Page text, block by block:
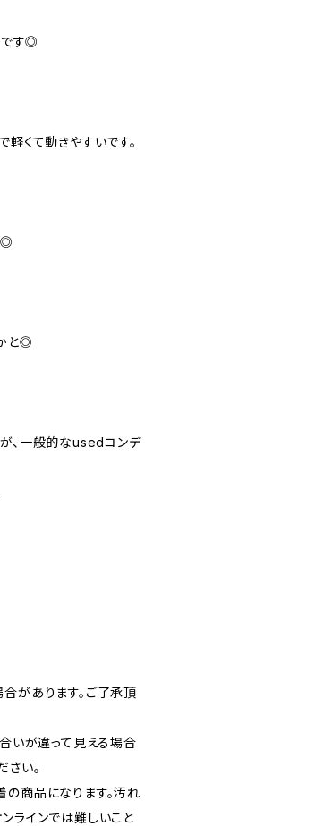
です◎
くて動きやすいです。
◎
と◎
、一般的なusedコンデ
があります。ご了承頂
いが違って見える場合
い。
商品になります。汚れ
ラインでは難しいこと